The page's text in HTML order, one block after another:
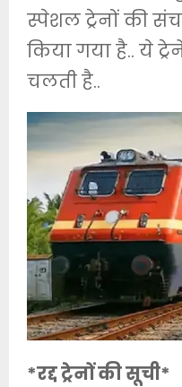
स्पेशल ट्रेनों की
किया गया है.. ये
चलती है..
*रद्द ट्रेनों की सूची*